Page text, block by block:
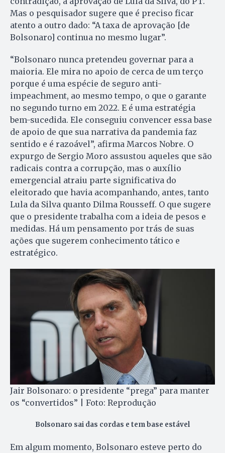
Mas o pesquisador sugere que é preciso ficar
atento a outro dado: “A taxa de aprovação [de
Bolsonaro] continua no mesmo lugar”.
“Bolsonaro nunca pretendeu governar para a
maioria. Ele mira no apoio de cerca de um terço
porque é uma espécie de seguro anti-
impeachment, ao mesmo tempo, o que o garante
no segundo turno em 2022. E é uma estratégia
bem-sucedida. Ele conseguiu convencer essa base
de apoio de que sua narrativa da pandemia faz
sentido e é razoável”, afirma Marcos Nobre. O
expurgo de Sergio Moro assustou aqueles que são
radicais contra a corrupção, mas o auxílio
emergencial atraiu parte significativa do
eleitorado que havia acompanhando, antes, tanto
Lula da Silva quanto Dilma Rousseff. O que sugere
que o presidente trabalha com a ideia de pesos e
medidas. Há um pensamento por trás de suas
ações que sugerem conhecimento tático e
estratégico.
Jair Bolsonaro: o presidente “prega” para manter
os “convertidos” | Foto: Reprodução
Bolsonaro sai das cordas e tem base estável
Em algum momento, Bolsonaro esteve perto do